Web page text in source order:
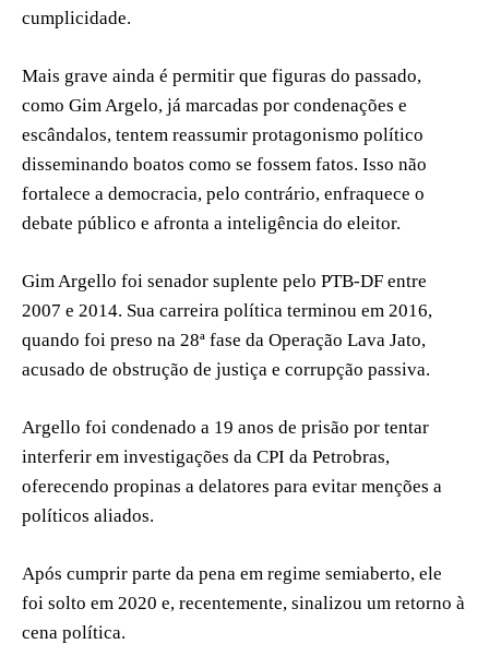
cumplicidade.
Mais grave ainda é permitir que figuras do passado,
como Gim Argelo, já marcadas por condenações e
escândalos, tentem reassumir protagonismo político
disseminando boatos como se fossem fatos. Isso não
fortalece a democracia, pelo contrário, enfraquece o
debate público e afronta a inteligência do eleitor.
Gim Argello foi senador suplente pelo PTB-DF entre
2007 e 2014. Sua carreira política terminou em 2016,
quando foi preso na 28ª fase da Operação Lava Jato,
acusado de obstrução de justiça e corrupção passiva.
Argello foi condenado a 19 anos de prisão por tentar
interferir em investigações da CPI da Petrobras,
oferecendo propinas a delatores para evitar menções a
políticos aliados.
Após cumprir parte da pena em regime semiaberto, ele
foi solto em 2020 e, recentemente, sinalizou um retorno à
cena política.